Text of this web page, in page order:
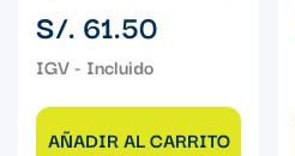
Precio
regular
S/. 61.50
AÑADIR AL CARRITO